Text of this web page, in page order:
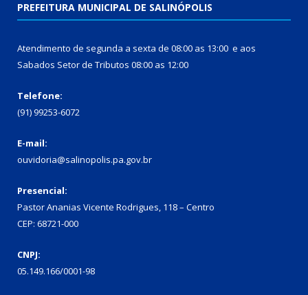
PREFEITURA MUNICIPAL DE SALINÓPOLIS
Atendimento de segunda a sexta de 08:00 as 13:00 e aos
Sabados Setor de Tributos 08:00 as 12:00
Telefone:
(91) 99253-6072
E-mail:
ouvidoria@salinopolis.pa.gov.br
Presencial:
Pastor Ananias Vicente Rodrigues, 118 – Centro
CEP: 68721-000
CNPJ:
05.149.166/0001-98